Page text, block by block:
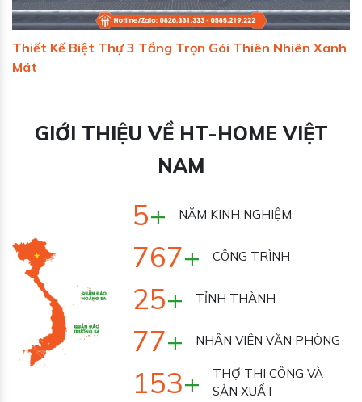
Thiết Kế Biệt Thự 3 Tầng Trọn Gói Thiên Nhiên Xanh
Mát
GIỚI THIỆU VỀ HT-HOME VIỆT
NAM
7+ NĂM KINH NGHIỆM
1000 + CÔNG TRÌNH
33+ TỈNH THÀNH
100 +
NHÂN VIÊN VĂN
PHÒNG
200+
THỢ THI CÔNG VÀ
SẢN XUẤT